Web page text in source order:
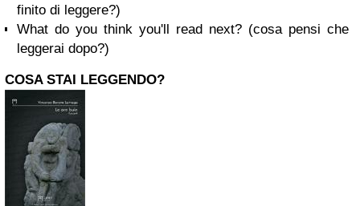
finito di leggere?)
What do you think you'll read next? (cosa pensi che
leggerai dopo?)
COSA STAI LEGGENDO?